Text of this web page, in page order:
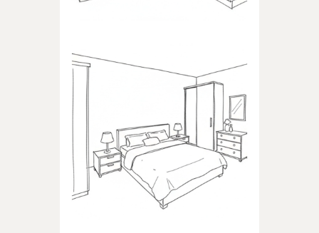
Produkty dedykowane do
sypialni